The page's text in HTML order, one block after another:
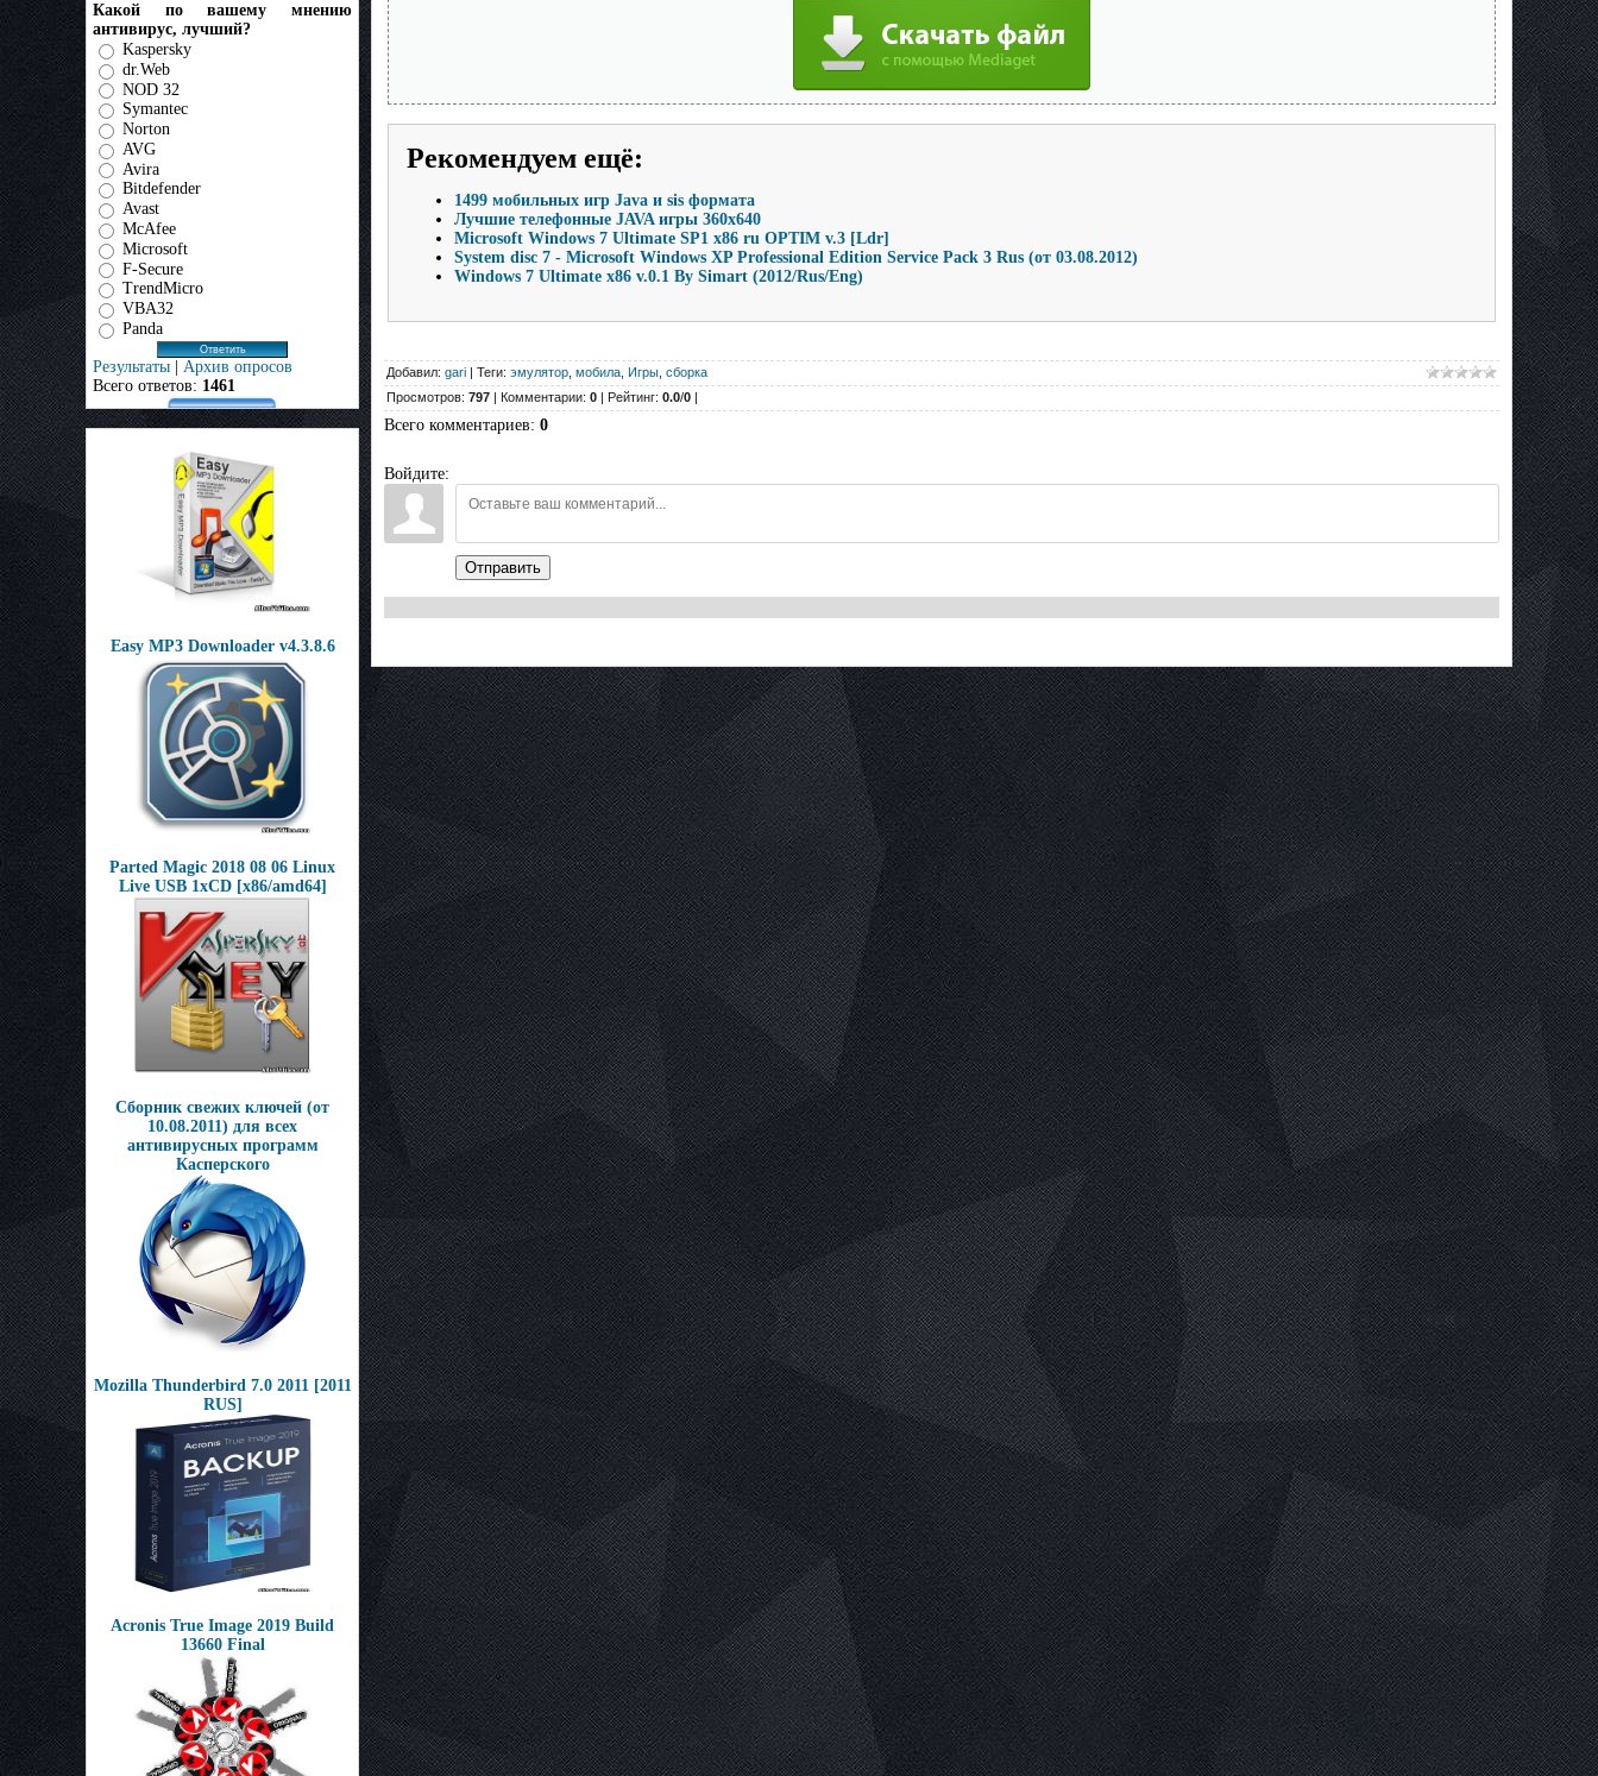
Какой по вашему мнению
антивирус, лучший?
Kaspersky
dr.Web
NOD 32
Symantec
Norton
AVG
Avira
Bitdefender
Avast
McAfee
Microsoft
F-Secure
TrendMicro
VBA32
Panda
Результаты | Архив опросов
Всего ответов: 1461
Easy MP3 Downloader v4.3.8.6
Parted Magic 2018 08 06 Linux
Live USB 1xCD [x86/amd64]
Сборник свежих ключей (от
10.08.2011) для всех
антивирусных программ
Касперского
Mozilla Thunderbird 7.0 2011 [2011
RUS]
Acronis True Image 2019 Build
13660 Final
Рекомендуем ещё:
1499 мобильных игр Java и sis формата
Лучшие телефонные JAVA игры 360x640
Microsoft Windows 7 Ultimate SP1 x86 ru OPTIM v.3 [Ldr]
System disc 7 - Microsoft Windows XP Professional Edition Service Pack 3 Rus (от 03.08.2012)
Windows 7 Ultimate x86 v.0.1 By Simart (2012/Rus/Eng)
Добавил: gari | Теги: эмулятор мобила Игры сборка
Просмотров: 797 | Комментарии: 0 | Рейтинг: 0.0/0 |
Всего комментариев: 0
Войдите:
Отправить